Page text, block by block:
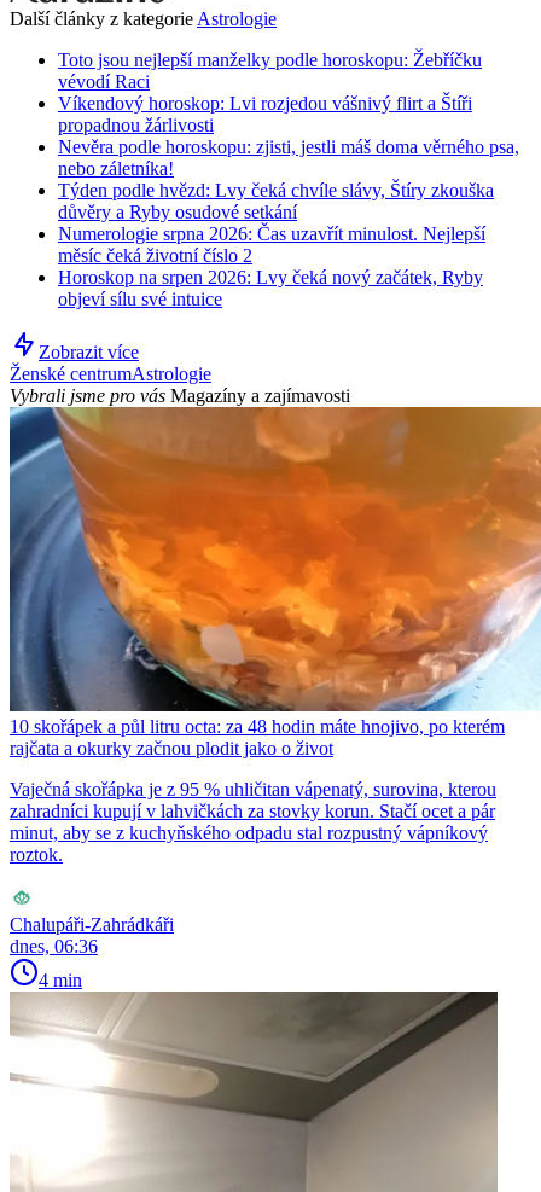
Další články z kategorie Astrologie
Toto jsou nejlepší manželky podle horoskopu: Žebříčku
vévodí Raci
Víkendový horoskop: Lvi rozjedou vášnivý flirt a Štíři
propadnou žárlivosti
Nevěra podle horoskopu: zjisti, jestli máš doma věrného psa,
nebo záletníka!
Týden podle hvězd: Lvy čeká chvíle slávy, Štíry zkouška
důvěry a Ryby osudové setkání
Numerologie srpna 2026: Čas uzavřít minulost. Nejlepší
měsíc čeká životní číslo 2
Horoskop na srpen 2026: Lvy čeká nový začátek, Ryby
objeví sílu své intuice
Zobrazit více
Ženské centrumAstrologie
Vybrali jsme pro vás Magazíny a zajímavosti
10 skořápek a půl litru octa: za 48 hodin máte hnojivo, po kterém
rajčata a okurky začnou plodit jako o život
Vaječná skořápka je z 95 % uhličitan vápenatý, surovina, kterou
zahradníci kupují v lahvičkách za stovky korun. Stačí ocet a pár
minut, aby se z kuchyňského odpadu stal rozpustný vápníkový
roztok.
Chalupáři-Zahrádkáři
dnes, 06:36
4 min